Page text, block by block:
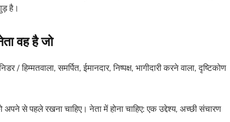
है।
वह है जो
/ हिम्मतवाला, समर्पित, ईमानदार, निष्पक्ष, भागीदारी करने वाला, दृष्टिकोण
से पहले रखना चाहिए। नेता में होना चाहिए: एक उद्देश्य, अच्छी संचारण